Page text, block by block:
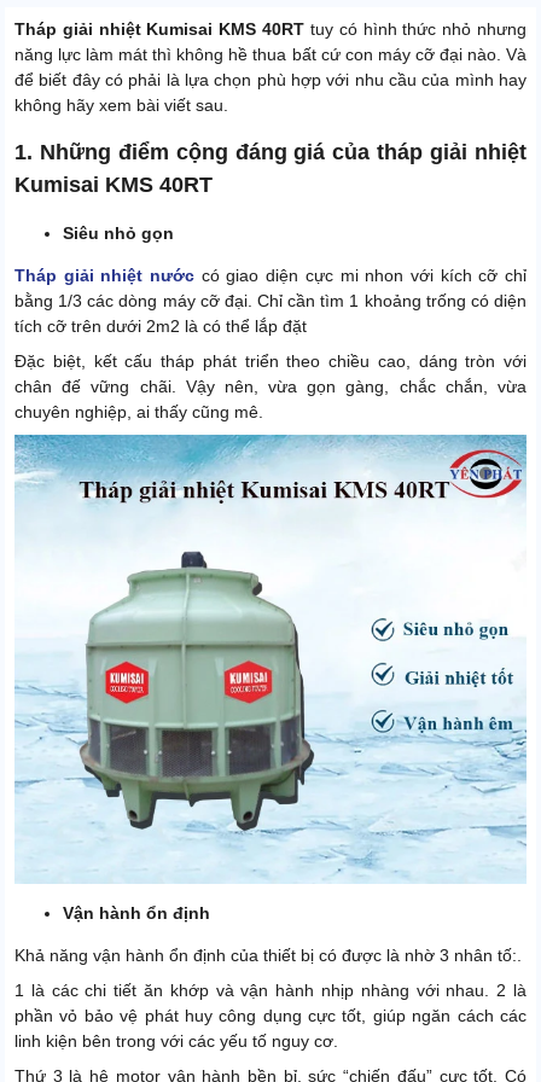
Tháp giải nhiệt Kumisai KMS 40RT tuy có hình thức nhỏ nhưng
năng lực làm mát thì không hề thua bất cứ con máy cỡ đại nào. Và
để biết đây có phải là lựa chọn phù hợp với nhu cầu của mình hay
không hãy xem bài viết sau.
1. Những điểm cộng đáng giá của tháp giải nhiệt
Kumisai KMS 40RT
Siêu nhỏ gọn
Tháp giải nhiệt nước có giao diện cực mi nhon với kích cỡ chỉ
bằng 1/3 các dòng máy cỡ đại. Chỉ cần tìm 1 khoảng trống có diện
tích cỡ trên dưới 2m2 là có thể lắp đặt
Đặc biệt, kết cấu tháp phát triển theo chiều cao, dáng tròn với
chân đế vững chãi. Vậy nên, vừa gọn gàng, chắc chắn, vừa
chuyên nghiệp, ai thấy cũng mê.
Vận hành ổn định
Khả năng vận hành ổn định của thiết bị có được là nhờ 3 nhân tố:.
1 là các chi tiết ăn khớp và vận hành nhịp nhàng với nhau. 2 là
phần vỏ bảo vệ phát huy công dụng cực tốt, giúp ngăn cách các
linh kiện bên trong với các yếu tố nguy cơ.
Thứ 3 là hệ motor vận hành bền bỉ, sức “chiến đấu” cực tốt. Có